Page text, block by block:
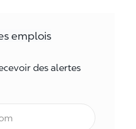
emplois
des alertes